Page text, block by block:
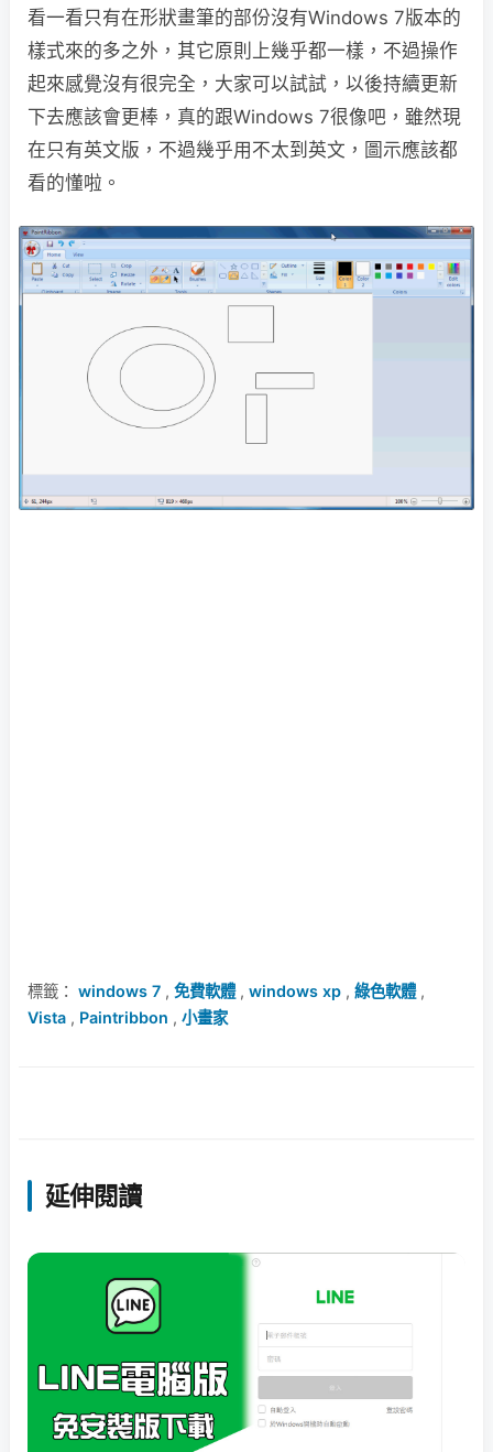
看一看只有在形狀畫筆的部份沒有Windows 7版本的
樣式來的多之外，其它原則上幾乎都一樣，不過操作
起來感覺沒有很完全，大家可以試試，以後持續更新
下去應該會更棒，真的跟Windows 7很像吧，雖然現
在只有英文版，不過幾乎用不太到英文，圖示應該都
看的懂啦。
標籤： windows 7 , 免費軟體, windows xp , 綠色軟體,
Vista , Paintribbon , 小畫家
延伸閱讀